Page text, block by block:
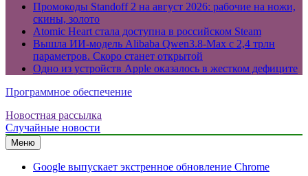
Промокоды Standoff 2 на август 2026: рабочие на ножи,
скины, золото
Atomic Heart стала доступна в российском Steam
Вышла ИИ-модель Alibaba Qwen3.8-Max с 2,4 трлн
параметров. Скоро станет открытой
Одно из устройств Apple оказалось в жестком дефиците
Программное обеспечение
Новостная рассылка
Случайные новости
Меню
Google выпускает экстренное обновление Chrome